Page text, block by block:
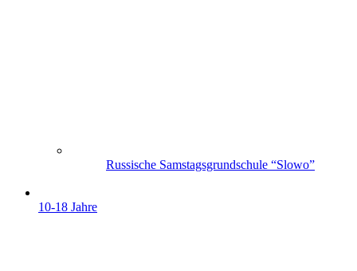
Russische Samstagsgrundschule “Slowo”
10-18 Jahre